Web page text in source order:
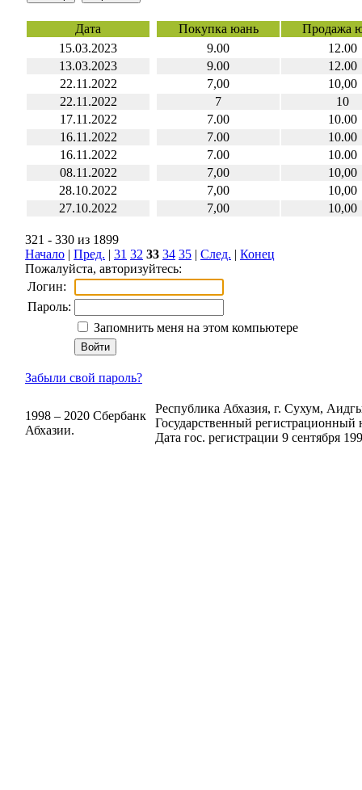
Дата Покупка юань
Продажа
15.03.2023
9.00
12.00
13.03.2023
9.00
12.00
22.11.2022
7,00
10,00
22.11.2022
7
10
17.11.2022
7.00
10.00
16.11.2022
7.00
10.00
16.11.2022
7.00
10.00
08.11.2022
7,00
10,00
28.10.2022
7,00
10,00
27.10.2022
7,00 10,00
321 - 330 из 1899
Начало | Пред. | 31 32 33 34 35 | След. | Конец
Пожалуйста, авторизуйтесь:
Логин:
Пароль:
Запомнить меня на этом компьютере
Забыли свой пароль?
1998 – 2020 Сбербанк
Абхазии.
Республика Абхазия, г. Сухум,
Государственный регистрационный
Дата гос. регистрации 9 сентября